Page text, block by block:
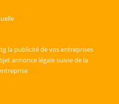
la publicité de vos entreprises
annonce légale suivie de la